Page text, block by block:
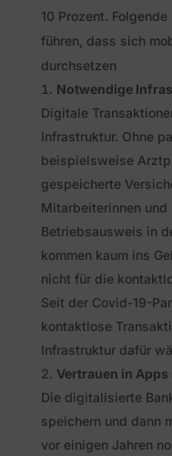
10 Prozent.
führen, dass sich
durchsetzen
Notwendige
Digitale
Infrastruktur. Ohne
beispielsweise
gespeicherte
Mitarbeiterinnen
Betriebsausweis in
kommen kaum ins
nicht für die
Seit der Covid-19-
kontaktlose
Infrastruktur dafür
Vertrauen in
Die digitalisierte
speichern und dann
vor einigen Jahren